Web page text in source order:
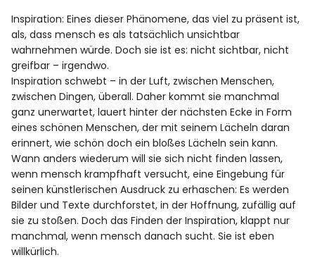
Inspiration: Eines dieser Phänomene, das viel zu präsent ist,
als, dass mensch es als tatsächlich unsichtbar
wahrnehmen würde. Doch sie ist es: nicht sichtbar, nicht
greifbar – irgendwo.
Inspiration schwebt – in der Luft, zwischen Menschen,
zwischen Dingen, überall. Daher kommt sie manchmal
ganz unerwartet, lauert hinter der nächsten Ecke in Form
eines schönen Menschen, der mit seinem Lächeln daran
erinnert, wie schön doch ein bloßes Lächeln sein kann.
Wann anders wiederum will sie sich nicht finden lassen,
wenn mensch krampfhaft versucht, eine Eingebung für
seinen künstlerischen Ausdruck zu erhaschen: Es werden
Bilder und Texte durchforstet, in der Hoffnung, zufällig auf
sie zu stoßen. Doch das Finden der Inspiration, klappt nur
manchmal, wenn mensch danach sucht. Sie ist eben
willkürlich.